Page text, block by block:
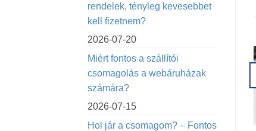
rendelek, tényleg kevesebbet
kell fizetnem?
2026-07-20
Miért fontos a szállítói
csomagolás a webáruházak
számára?
2026-07-15
Hol jár a csomagom? – Fontos
29